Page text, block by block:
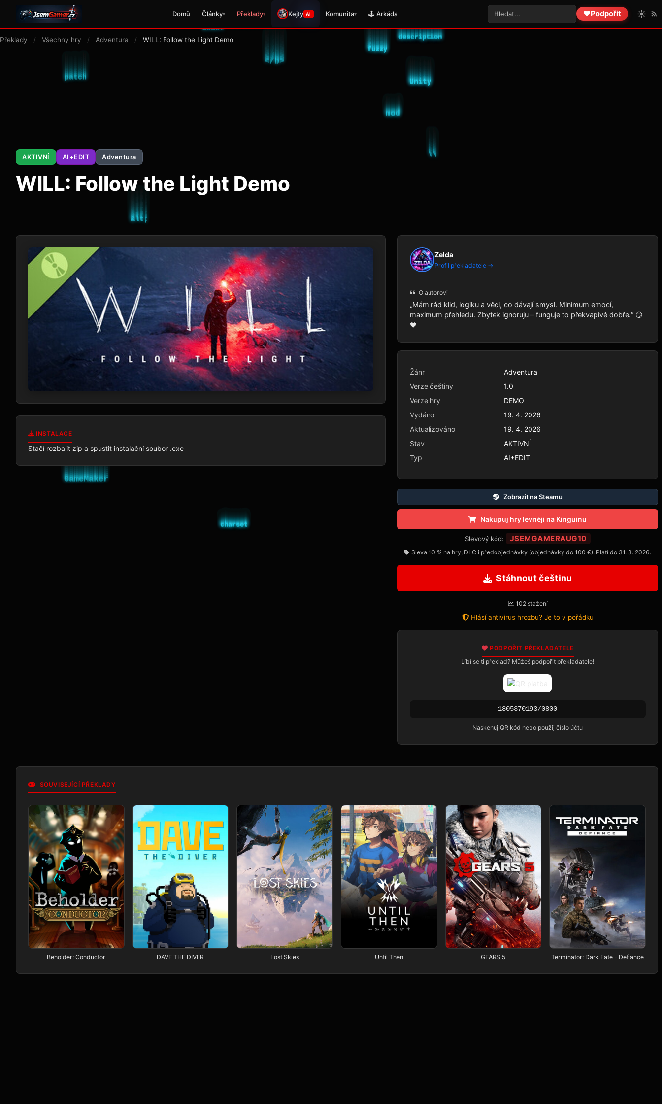
Domů Články▾ Překlady▾ Kejty AI Komunita▾ 🕹️ Arkáda ❤️Podpořit ☀️
Překlady / Všechny hry / Adventura / WILL: Follow the Light Demo
AKTIVNÍ AI+EDIT Adventura
WILL: Follow the Light Demo
INSTALACE
Stačí rozbalit zip a spustit instalační soubor .exe
Zelda
Profil překladatele →
O autorovi
„Mám rád klid, logiku a věci, co dávají smysl. Minimum emocí,
maximum přehledu. Zbytek ignoruju – funguje to překvapivě dobře.“ 😏
🖤
Žánr
Adventura
Verze češtiny
1.0
Verze hry
DEMO
Vydáno
19. 4. 2026
Aktualizováno
19. 4. 2026
Stav
AKTIVNÍ
Typ
AI+EDIT
Zobrazit na Steamu
Nakupuj hry levněji na Kinguinu
Slevový kód: JSEMGAMERAUG10
Sleva 10 % na hry, DLC i předobjednávky (objednávky do 100 €). Platí do 31. 8. 2026.
Stáhnout češtinu
102 stažení
Hlásí antivirus hrozbu? Je to v pořádku
PODPOŘIT PŘEKLADATELE
Líbí se ti překlad? Můžeš podpořit překladatele!
1805370193/0800
Naskenuj QR kód nebo použij číslo účtu
SOUVISEJÍCÍ PŘEKLADY
Beholder: Conductor DAVE THE DIVER Lost Skies Until Then GEARS 5 Terminator: Dark Fate - Defiance